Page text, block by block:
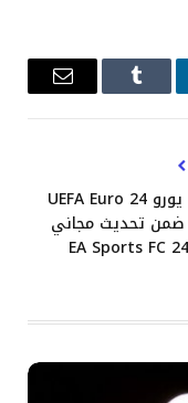
Tumblrالبريد
بطولة يورو UEFA Euro 24
ضمن تحديث مجاني